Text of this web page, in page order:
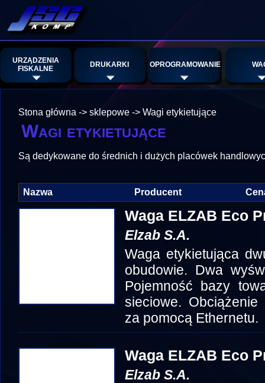
URZĄDZENIA
FISKALNE
DRUKARKI OPROGRAMOWANIE
Stona główna -> sklepowe -> Wagi etykietujące
Wagi etykietujące
Są dedykowane do średnich i dużych placówek
Nazwa Producent
Waga ELZAB Eco
Elzab S.A.
Waga etykietująca
obudowie. Dwa
Pojemność bazy
sieciowe. Obciążenie
za pomocą Ethernetu.
Waga ELZAB Eco
Elzab S.A.